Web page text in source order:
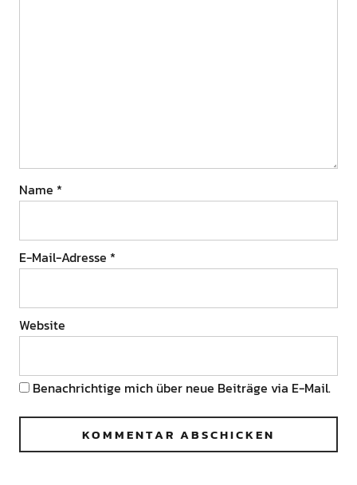
Name *
E-Mail-Adresse *
Website
Benachrichtige mich über neue Beiträge via E-Mail.